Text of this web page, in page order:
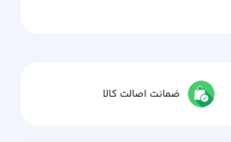
ضمانت اصالت کالا